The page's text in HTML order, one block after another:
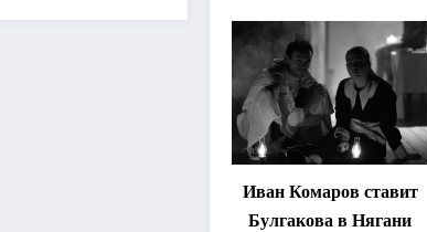
«спектакль-
солостальгию»
Иван Комаров ставит
Булгакова в Нягани